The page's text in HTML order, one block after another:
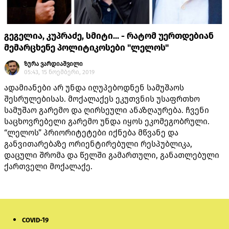
გეგელია, კუპრაძე, სმიტი... - რატომ უერთდებიან
მემარცხენე პოლიტიკოსები "ლელოს"
ზურა ვარდიაშვილი
05:43, 15 ნოემბერი, 2019
ადამიანები არ უნდა იღუპებოდნენ სამუშაოს
შესრულებისას. მოქალაქეს ეკუთვნის უსაფრთხო
სამუშაო გარემო და ღირსეული ანაზღაურება. ჩვენი
საცხოვრებელი გარემო უნდა იყოს ეკომეგობრული.
“ლელოს” პრიორიტეტები იქნება მწვანე და
განვითარებაზე ორიენტირებული რესპუბლიკა,
დაცული შრომა და წელში გამართული, განათლებული
ქართველი მოქალაქე.
COVID-19